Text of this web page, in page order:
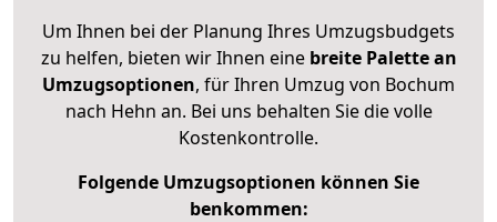
Um Ihnen bei der Planung Ihres Umzugsbudgets
zu helfen, bieten wir Ihnen eine breite Palette an
Umzugsoptionen, für Ihren Umzug von Bochum
nach Hehn an. Bei uns behalten Sie die volle
Kostenkontrolle.
Folgende Umzugsoptionen können Sie
benkommen: